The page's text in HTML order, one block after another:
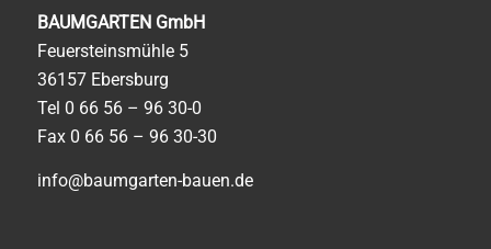
BAUMGARTEN GmbH
Feuersteinsmühle 5
36157 Ebersburg
Tel 0 66 56 – 96 30-0
Fax 0 66 56 – 96 30-30
info@baumgarten-bauen.de